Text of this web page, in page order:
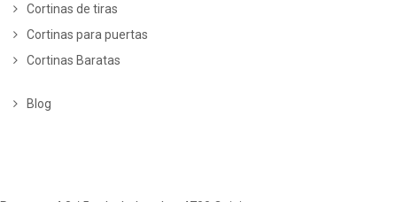
Cortinas de tiras
Cortinas para puertas
Cortinas Baratas
Blog